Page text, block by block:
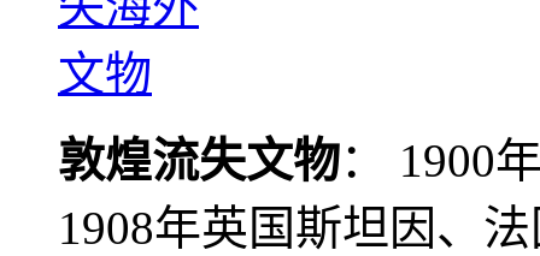
敦煌流失文物： 1900
1908年英国斯坦因、